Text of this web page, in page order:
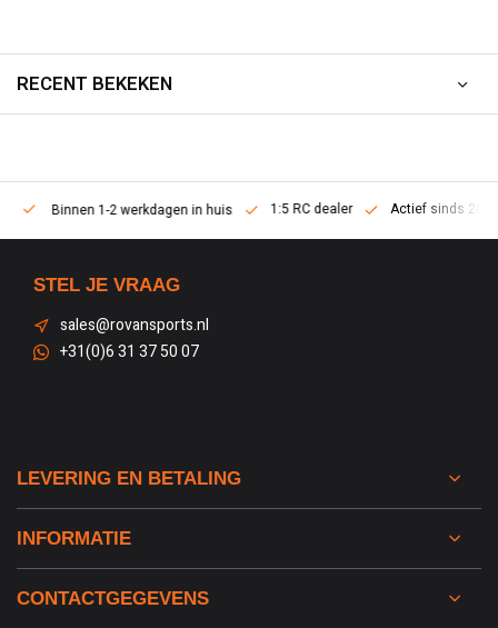
RECENT BEKEKEN
Binnen 1-2 werkdagen in huis 1:5 RC dealer Actief sinds 2013
STEL JE VRAAG
sales@rovansports.nl
+31(0)6 31 37 50 07
LEVERING EN BETALING
INFORMATIE
CONTACTGEGEVENS